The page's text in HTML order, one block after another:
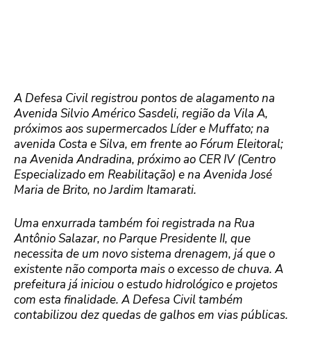
A Defesa Civil registrou pontos de alagamento na
Avenida Silvio Américo Sasdeli, região da Vila A,
próximos aos supermercados Líder e Muffato; na
avenida Costa e Silva, em frente ao Fórum Eleitoral;
na Avenida Andradina, próximo ao CER IV (Centro
Especializado em Reabilitação) e na Avenida José
Maria de Brito, no Jardim Itamarati.
Uma enxurrada também foi registrada na Rua
Antônio Salazar, no Parque Presidente II, que
necessita de um novo sistema drenagem, já que o
existente não comporta mais o excesso de chuva. A
prefeitura já iniciou o estudo hidrológico e projetos
com esta finalidade. A Defesa Civil também
contabilizou dez quedas de galhos em vias públicas.